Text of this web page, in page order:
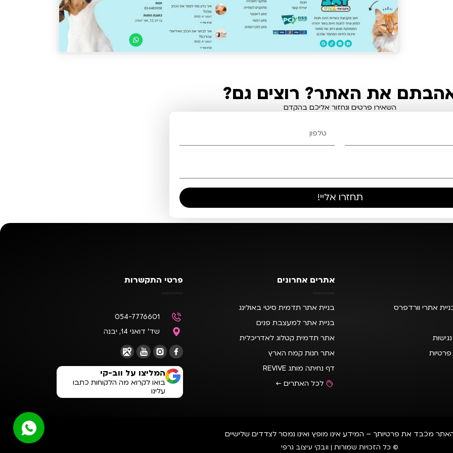
את האתר? רוצים גם?
השאירו פרטים ונחזור אליכם בהקדם
תחזרו אליי!
אתרי וורדפרס
פרטיות
אתרים אחרונים
בניית אתר תדמית סיטי באולינג
בניית אתר למעצבת פנים
אתר תדמית קטלוג לאדריכלית
אתר חנות קמח הארץ
דף נחיתה מותג REVIVE
לכל האתרים ←
פרטי התקשרות
054-7776601
שד' דואני 14, יבנה
המליצו על ווב-קי
בואו לקרוא מה הלקוחות כתבו
עלינו
מכבד את פרטיותך – המידע אינו מופץ ואינו נמסר לצדדים שלישיים
© כל הזכויות שמורות | וובקי עיצוב גרפי